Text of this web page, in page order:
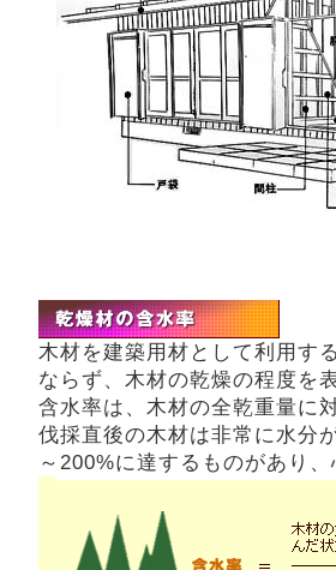
木材を建築用材として利用す
ならず、木材の乾燥の程度を
含水率は、木材の全乾重量に
伐採直後の木材は非常に水分
～200%に達するものがあり